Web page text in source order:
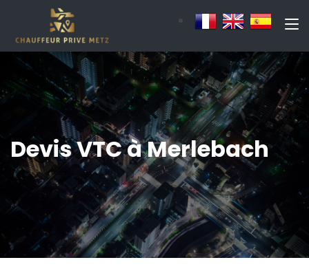
Devis VTC à Merlebach